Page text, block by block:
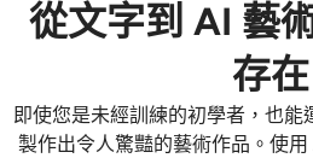
AI擴展器
AI重新著色
從文字到 AI 藝
存在
即使您是未經訓練的初學者，也能
製作出令人驚豔的藝術作品。使用